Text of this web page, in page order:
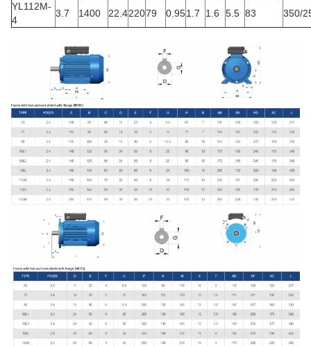
YL112M-
4
3.7 1400 22.422079 0.951.7 1.6 5.5 83 350/